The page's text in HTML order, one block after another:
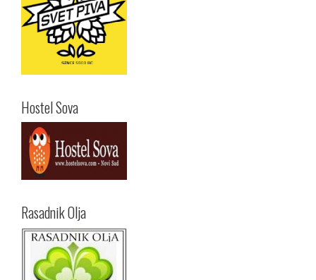
Hostel Sova
Rasadnik Olja